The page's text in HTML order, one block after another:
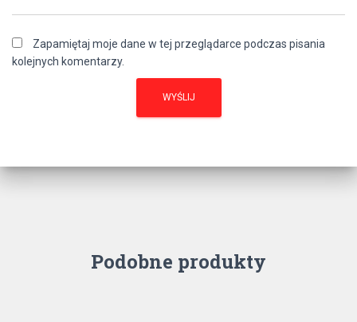
Zapamiętaj moje dane w tej przeglądarce podczas pisania
kolejnych komentarzy.
Podobne produkty